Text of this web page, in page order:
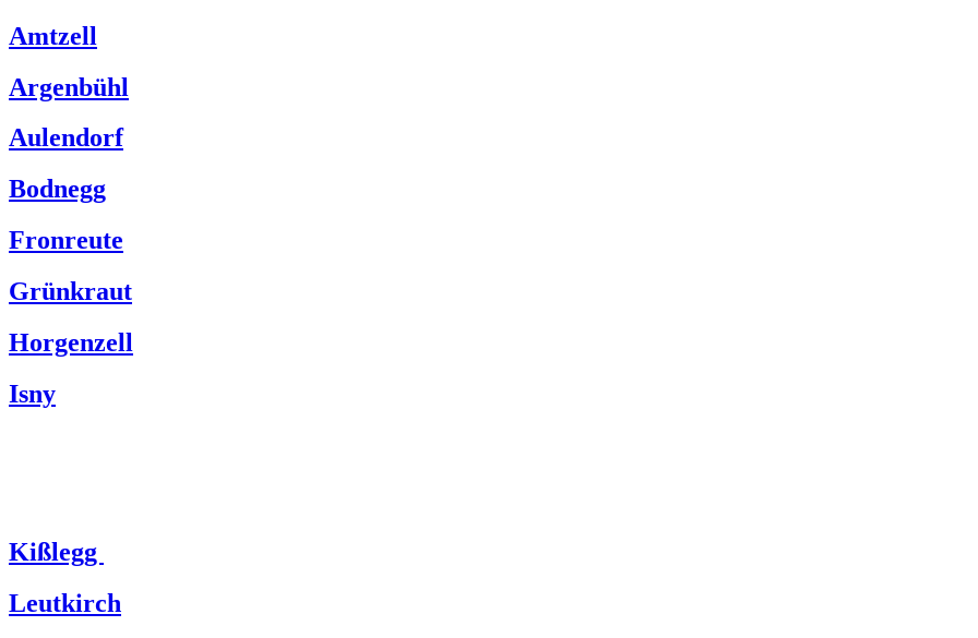
Amtzell
Argenbühl
Aulendorf
Bodnegg
Fronreute
Grünkraut
Horgenzell
Isny
Kißlegg
Leutkirch